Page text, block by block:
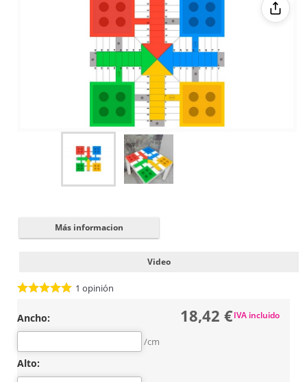
Cómo cambiar
de color el texto
Cerrar
Más informacion
Video
1 opinión
Ancho:
/cm
Alto:
18,42 €IVA incluido